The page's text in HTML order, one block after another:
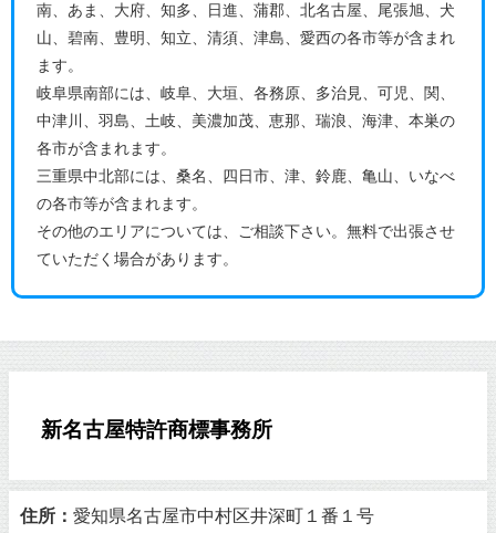
南、あま、大府、知多、日進、蒲郡、北名古屋、尾張旭、犬
山、碧南、豊明、知立、清須、津島、愛西の各市等が含まれ
ます。
岐阜県南部には、岐阜、大垣、各務原、多治見、可児、関、
中津川、羽島、土岐、美濃加茂、恵那、瑞浪、海津、本巣の
各市が含まれます。
三重県中北部には、桑名、四日市、津、鈴鹿、亀山、いなべ
の各市等が含まれます。
その他のエリアについては、ご相談下さい。無料で出張させ
ていただく場合があります。
新名古屋特許商標事務所
住所： 愛知県名古屋市中村区井深町１番１号